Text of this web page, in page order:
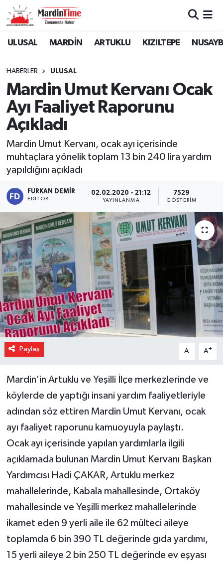
ULUSAL MARDİN ARTUKLU KIZILTEPE
HABERLER ULUSAL
Mardin Umut Kervanı Ocak
Ayı Faaliyet Raporunu
Açıkladı
Mardin Umut Kervanı, ocak ayı içerisinde
muhtaçlara yönelik toplam 13 bin 240 lira yardım
yapıldığını açıkladı
FURKAN DEMIR
EDITÖR
02.02.2020 - 21:12
YAYINLANMA
7529
GÖSTERIM
Paylaş A- A+
Mardin’in Artuklu ve Yeşilli İlçe merkezlerinde ve
köylerde de yaptığı insani yardım faaliyetleriyle
adından söz ettiren Mardin Umut Kervanı, ocak
ayı faaliyet raporunu kamuoyuyla paylaştı.
Ocak ayı içerisinde yapılan yardımlarla ilgili
açıklamada bulunan Mardin Umut Kervanı Başkan
Yardımcısı Hadi ÇAKAR, Artuklu merkez
mahallelerinde, Kabala mahallesinde, Ortaköy
mahallesinde ve Yeşilli merkez mahallelerinde
ikamet eden 9 yerli aile ile 62 mülteci aileye
toplamda 6 bin 390 TL değerinde gıda yardımı,
15 yerli aileye 2 bin 250 TL değerinde ev eşyası
Mardin Nöbetçi Eczaneler
Mardin Namaz Vakitleri
Mardin Trafik Yoğunluk Haritası
Süper Lig Puan Durumu ve Fikstür
Tüm Manşetler
Son Dakika Haberleri
Haber Arşivi